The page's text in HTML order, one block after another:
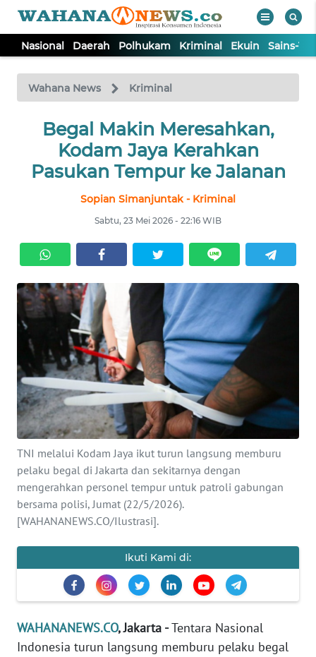
Nasional Daerah Polhukam Kriminal Ekuin Sains-
Wahana News Kriminal
Begal Makin Meresahkan,
Kodam Jaya Kerahkan
Pasukan Tempur ke Jalanan
Sopian Simanjuntak - Kriminal
Sabtu, 23 Mei 2026 - 22:16 WIB
TNI melalui Kodam Jaya ikut turun langsung memburu
pelaku begal di Jakarta dan sekitarnya dengan
mengerahkan personel tempur untuk patroli gabungan
bersama polisi, Jumat (22/5/2026).
[WAHANANEWS.CO/Ilustrasi].
Ikuti Kami di:
WAHANANEWS.CO, Jakarta -Tentara Nasional
Indonesia turun langsung memburu pelaku begal
TV
Tutup
NASIONAL
DAERAH
KRIMINAL
EKUIN
SAINS-TEKNO
KESEHATAN
INTERNASIONAL
SERBA-SERBI
PENDIDIKAN
OLAHRAGA
EDITORIAL